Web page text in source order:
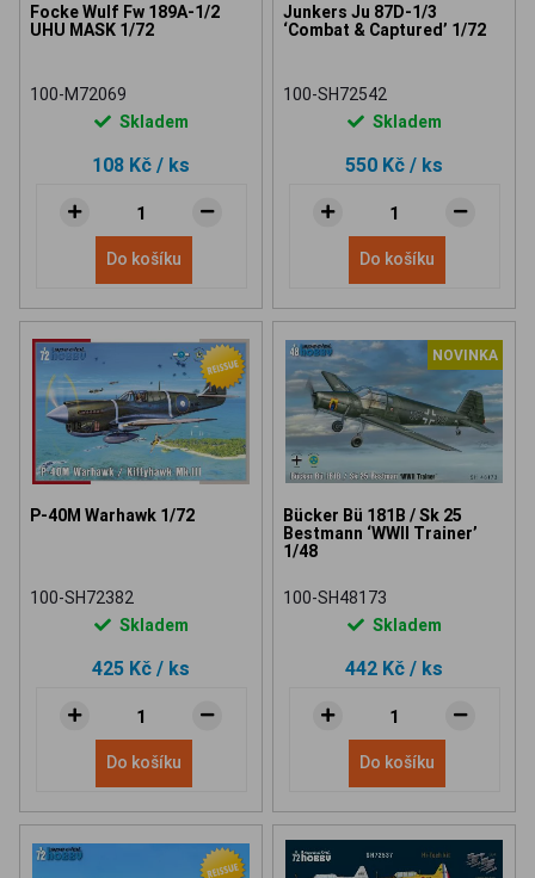
Focke Wulf Fw 189A-1/2
UHU MASK 1/72
100-M72069
Skladem
108 Kč / ks
Do košíku
Junkers Ju 87D-1/3
‘Combat & Captured’ 1/72
100-SH72542
Skladem
550 Kč / ks
Do košíku
P-40M Warhawk 1/72
100-SH72382
Skladem
425 Kč / ks
Do košíku
NOVINKA
Bücker Bü 181B / Sk 25
Bestmann ‘WWII Trainer’
1/48
100-SH48173
Skladem
442 Kč / ks
Do košíku